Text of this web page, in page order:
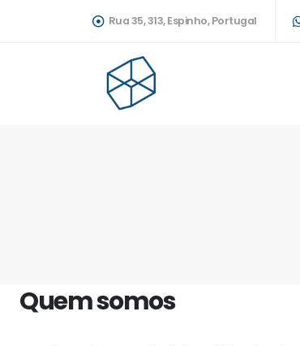
Rua 35, 313, Espinho, Portugal
Quem somos